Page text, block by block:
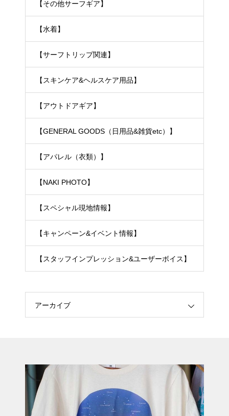
【その他サーフギア】
【水着】
【サーフトリップ関連】
【スキンケア&ヘルスケア用品】
【アウトドアギア】
【GENERAL GOODS（日用品&雑貨etc）】
【アパレル（衣類）】
【NAKI PHOTO】
【スペシャル現地情報】
【キャンペーン&イベント情報】
【スタッフインプレッション&ユーザーボイス】
アーカイブ